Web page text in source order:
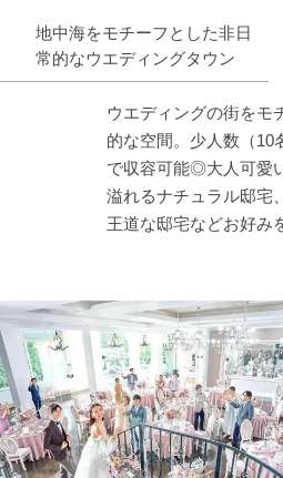
地中海をモチーフとした非日
常的なウエディングタウン
ウエディングの街をモ
的な空間。少人数（10
で収容可能◎大人可愛
溢れるナチュラル邸宅
王道な邸宅などお好み